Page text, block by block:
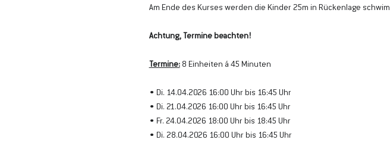
Am Ende des Kurses werden die Kinder 25m in Rückenlage
Achtung, Termine beachten!
Termine: 8 Einheiten á 45 Minuten
• Di. 14.04.2026 16:00 Uhr bis 16:45 Uhr
• Di. 21.04.2026 16:00 Uhr bis 16:45 Uhr
• Fr. 24.04.2026 18:00 Uhr bis 18:45 Uhr
• Di. 28.04.2026 16:00 Uhr bis 16:45 Uhr